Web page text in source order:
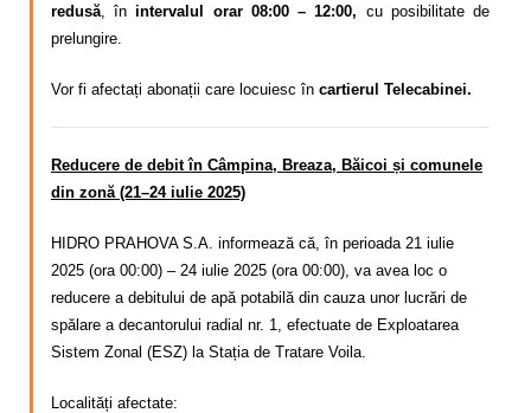
redusă, înintervalul orar 08:00 – 12:00, cu posibilitate de
prelungire.
Vor fi afectați abonații care locuiesc în cartierul Telecabinei.
Reducere de debit în Câmpina, Breaza, Băicoi și comunele
din zonă (21–24 iulie 2025)
HIDRO PRAHOVA S.A. informează că, în perioada 21 iulie
2025 (ora 00:00) – 24 iulie 2025 (ora 00:00), va avea loc o
reducere a debitului de apă potabilă din cauza unor lucrări de
spălare a decantorului radial nr. 1, efectuate de Exploatarea
Sistem Zonal (ESZ) la Stația de Tratare Voila.
Localități afectate: